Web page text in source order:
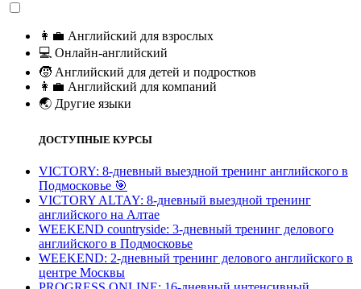
👩‍💼 Английский для взрослых
💻 Онлайн-английский
🧒 Английский для детей и подростков
👩‍💼 Английский для компаний
🌏 Другие языки
ДОСТУПНЫЕ КУРСЫ
VICTORY: 8-дневный выездной тренинг английского в
Подмосковье 🎯
VICTORY ALTAY: 8-дневный выездной тренинг
английского на Алтае
WEEKEND countryside: 3-дневный тренинг делового
английского в Подмосковье
WEEKEND: 2-дневный тренинг делового английского в
центре Москвы